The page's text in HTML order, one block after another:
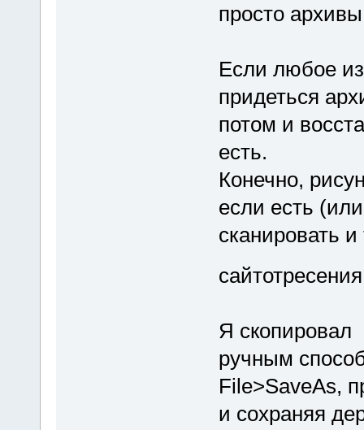
просто
Если любое
придеться
потом и
есть.
Конечно,
если есть
сканировать
Я скопировал
ручным
File>SaveAs,
и сохраняя